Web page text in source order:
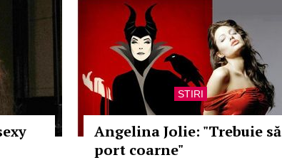
STIRI
Angelina Jolie: "Trebuie să
port coarne"